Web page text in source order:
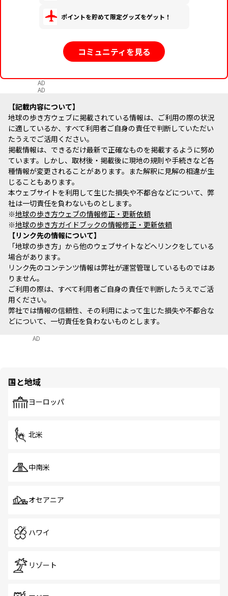
ポイントを貯めて限定グッズをゲット！
コミュニティを見る
AD
AD
記載内容について
地球の歩き方ウェブに掲載されている情報は、ご利用の際の状況
に適しているか、すべて利用者ご自身の責任で判断していただい
たうえでご活用ください。
掲載情報は、できるだけ最新で正確なものを掲載するように努め
ています。しかし、取材後・掲載後に現地の規則や手続きなど各
種情報が変更されることがあります。また解釈に見解の相違が生
じることもあります。
本ウェブサイトを利用して生じた損失や不都合などについて、弊
社は一切責任を負わないものとします。
※地球の歩き方ウェブの情報修正・更新依頼
※地球の歩き方ガイドブックの情報修正・更新依頼
リンク先の情報について
「地球の歩き方」から他のウェブサイトなどへリンクをしている
場合があります。
リンク先のコンテンツ情報は弊社が運営管理しているものではあ
りません。
ご利用の際は、すべて利用者ご自身の責任で判断したうえでご活
用ください。
弊社では情報の信頼性、その利用によって生じた損失や不都合な
どについて、一切責任を負わないものとします。
AD
国と地域
ヨーロッパ
北米
中南米
オセアニア
ハワイ
リゾート